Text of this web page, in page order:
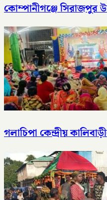
কোম্পানীগঞ্জে সিরাজপুর
গলাচিপা কেন্দ্রীয়